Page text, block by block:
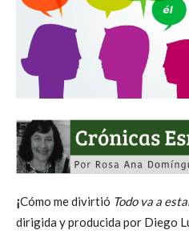
¡Cómo me divirtió Todo va a
dirigida y producida por Diego